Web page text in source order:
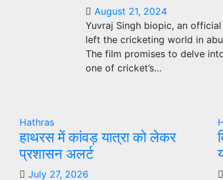
August 21, 2024
Yuvraj Singh biopic, an
left the cricketing world in
The film promises to delve
one of cricket’s…
Hathras
हाथरस में कांवड़ यात्रा को लेकर
प्रशासन अलर्ट
July 27, 2026